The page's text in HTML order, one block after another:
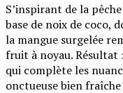
S’inspirant de la
base de noix de coco,
la mangue surgelée
fruit à noyau. Résultat
qui complète les
onctueuse bien